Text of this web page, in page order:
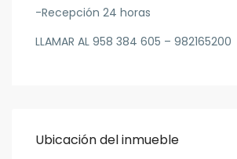
-Recepción 24 horas
LLAMAR AL 958 384 605 – 982165200
Ubicación del inmueble